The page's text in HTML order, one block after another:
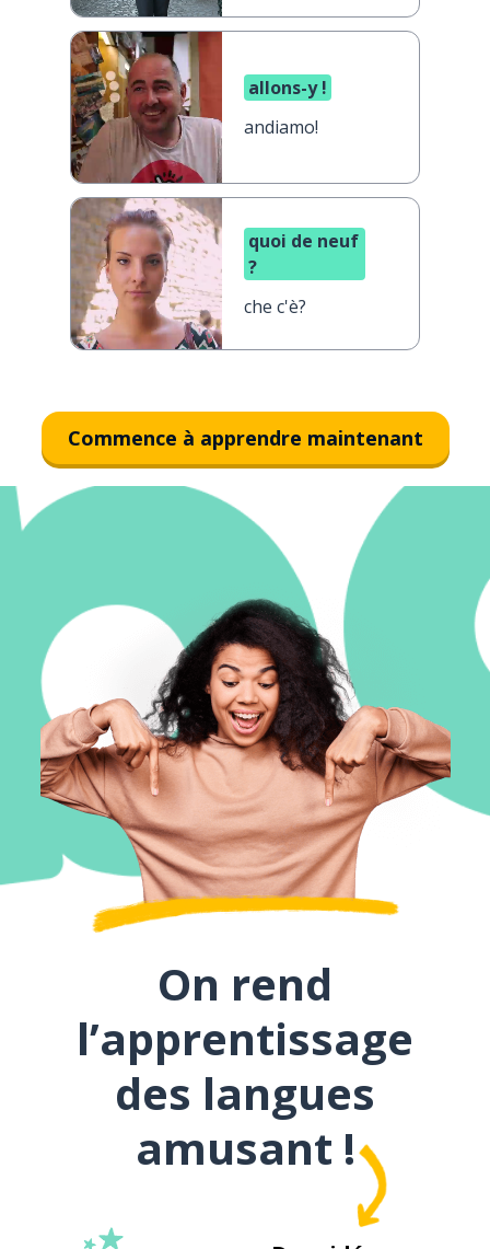
allons-y !
andiamo!
quoi de neuf
?
che c'è?
Commence à apprendre maintenant
On rend
l’apprentissage
des langues
amusant !